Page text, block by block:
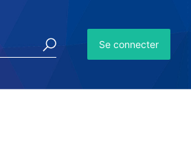
Se connecter